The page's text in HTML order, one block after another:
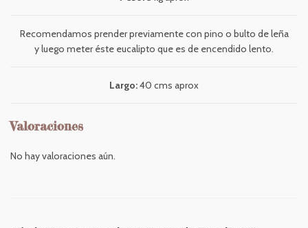
Recomendamos prender previamente con pino o bulto de leña
y luego meter éste eucalipto que es de encendido lento.
Largo:40 cms aprox
Valoraciones
No hay valoraciones aún.